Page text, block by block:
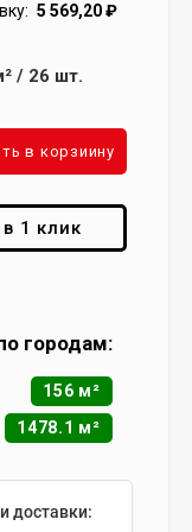
5 569,20₽
/ 26 шт.
в корзиину
в 1 клик
городам:
156 м²
1478.1 м²
доставки: